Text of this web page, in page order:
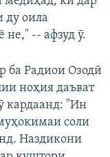
оила
не," -- афзуд ӯ.
ба Радиои Озодӣ
ноҳия даъват
кардаанд: "Ин
соли
Наздикони